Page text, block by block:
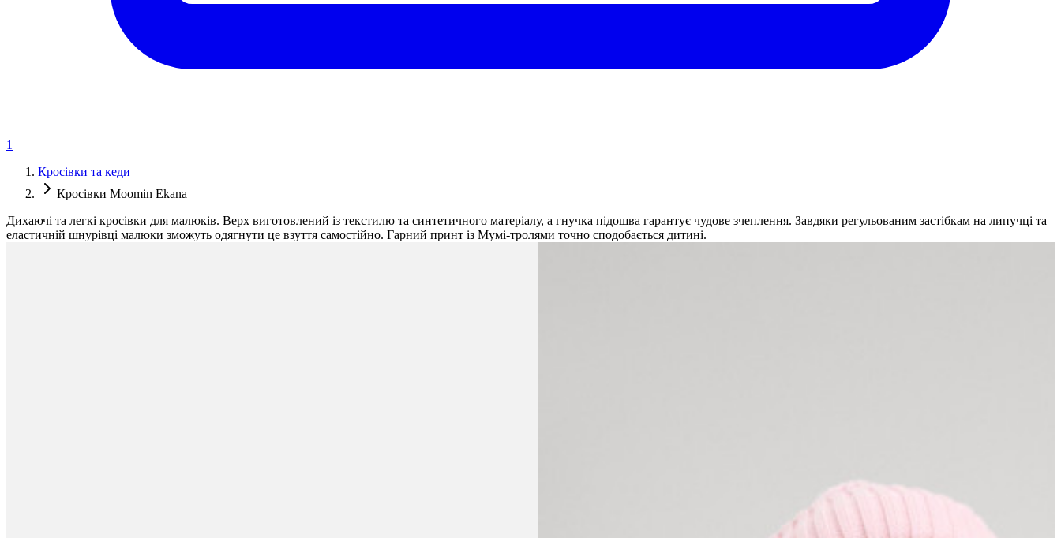
1
Кросівки та кеди
Кросівки Moomin Ekana
Дихаючі та легкі кросівки для малюків. Верх виготовлений із текстилю та синтетичного матеріалу, а гнучка підошва гарантує чудове зчеплення. Завдяки регульованим застібкам на липучці та
еластичній шнурівці малюки зможуть одягнути це взуття самостійно. Гарний принт із Мумі-тролями точно сподобається дитині.